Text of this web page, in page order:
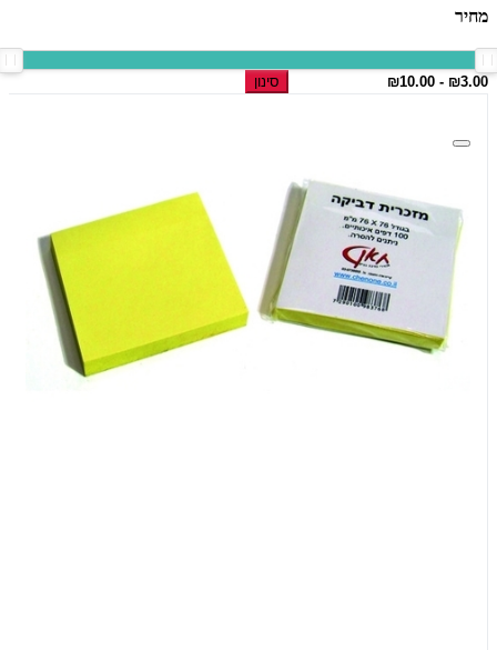
מחיר
סינון